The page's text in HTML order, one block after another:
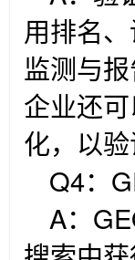
用排名
监测与
企业还
化，以验
Q4：
A：